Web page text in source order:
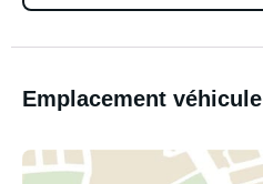
Emplacement véhicule